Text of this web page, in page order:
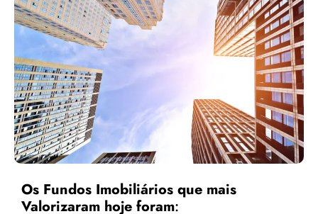
Os Fundos Imobiliários que mais
Valorizaram hoje foram: